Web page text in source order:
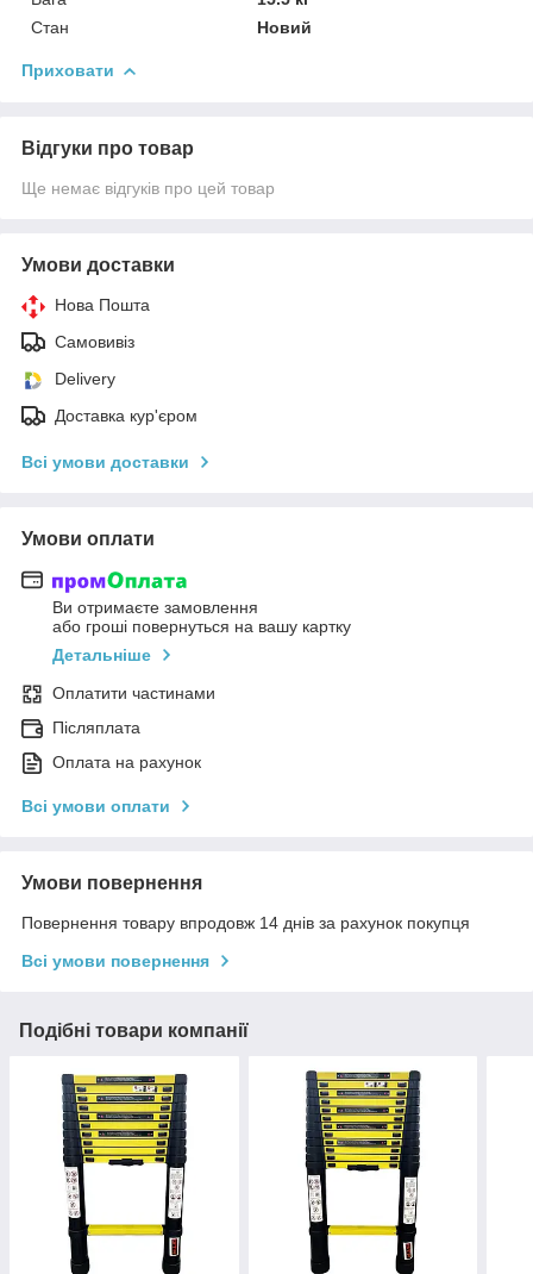
Стан
Новий
Приховати
Відгуки про товар
Ще немає відгуків про цей товар
Умови доставки
Нова Пошта
Самовивіз
Delivery
Доставка кур'єром
Всі умови доставки
Умови оплати
Ви отримаєте замовлення
або гроші повернуться на вашу картку
Детальніше
Оплатити частинами
Післяплата
Оплата на рахунок
Всі умови оплати
Умови повернення
Повернення товару впродовж 14 днів за рахунок покупця
Всі умови повернення
Подібні товари компанії